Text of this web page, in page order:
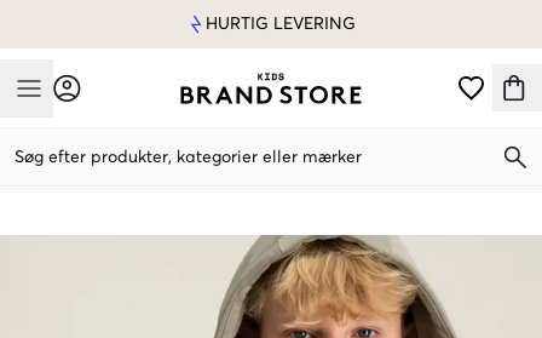
HURTIG LEVERING
Mobile Menu
Søg efter produkter, kategorier eller mærker